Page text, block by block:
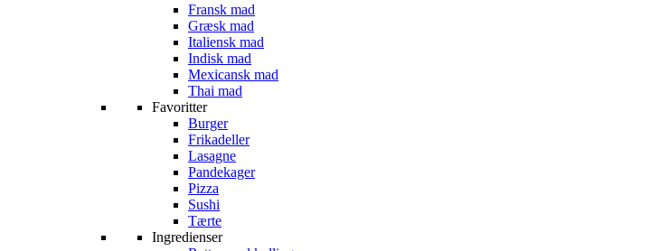
Fransk mad
Græsk mad
Italiensk mad
Indisk mad
Mexicansk mad
Thai mad
Favoritter
Burger
Frikadeller
Lasagne
Pandekager
Pizza
Sushi
Tærte
Ingredienser